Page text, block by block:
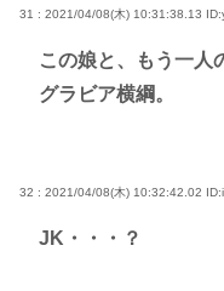
31 : 2021/04/08(木) 10:31:38.13
この娘と、もう一人
グラビア横綱。
32 : 2021/04/08(木) 10:32:42.02
JK・・・？